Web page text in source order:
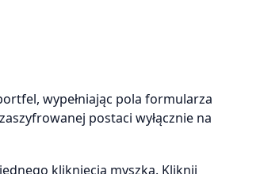
wypełniając pola formularza
postaci wyłącznie na
kliknięcia myszką. Kliknij